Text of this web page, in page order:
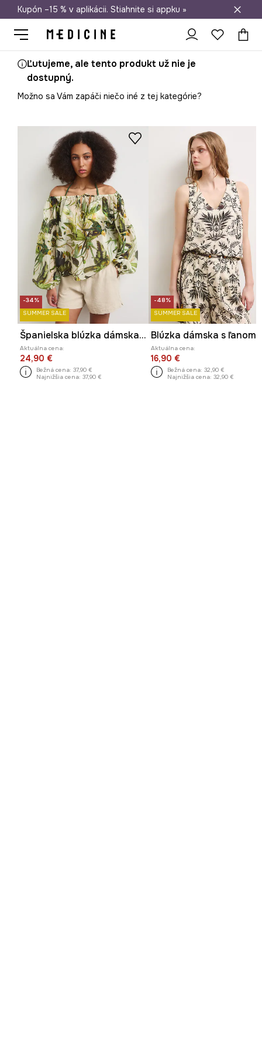
Doprava zadarmo od 50 €
Kupón –15 % v aplikácii. Stiahnite si appku »
Ľutujeme, ale tento produkt už nie je
dostupný.
Možno sa Vám zapáči niečo iné z tej kategórie?
-34%
SUMMER SALE
Španielska blúzka dámska s lyocellom
Aktuálna cena:
24,90 €
Bežná cena: 37,90 €
Najnižšia cena: 37,90 €
-48%
SUMMER SALE
Aktuálna cena:
16,90 €
Bežná cena: 32,90 €
Najnižšia cena: 32,90 €